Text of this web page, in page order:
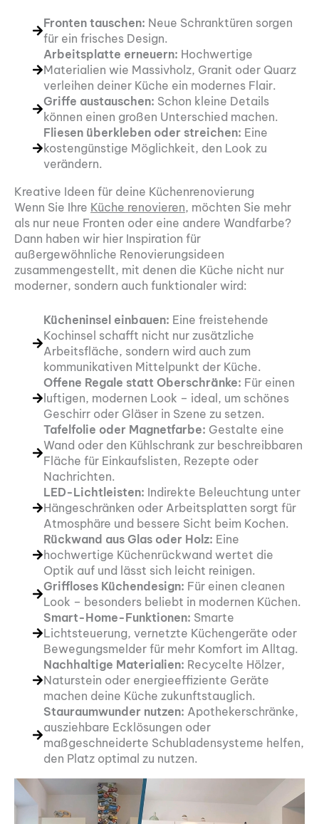
Fronten tauschen: Neue Schranktüren sorgen
für ein frisches Design.
Arbeitsplatte erneuern: Hochwertige
Materialien wie Massivholz, Granit oder Quarz
verleihen deiner Küche ein modernes Flair.
Griffe austauschen: Schon kleine Details
können einen großen Unterschied machen.
Fliesen überkleben oder streichen: Eine
kostengünstige Möglichkeit, den Look zu
verändern.
Kreative Ideen für deine Küchenrenovierung
Wenn Sie Ihre Küche renovieren, möchten Sie mehr
als nur neue Fronten oder eine andere Wandfarbe?
Dann haben wir hier Inspiration für
außergewöhnliche Renovierungsideen
zusammengestellt, mit denen die Küche nicht nur
moderner, sondern auch funktionaler wird:
Kücheninsel einbauen: Eine freistehende
Kochinsel schafft nicht nur zusätzliche
Arbeitsfläche, sondern wird auch zum
kommunikativen Mittelpunkt der Küche.
Offene Regale statt Oberschränke: Für einen
luftigen, modernen Look – ideal, um schönes
Geschirr oder Gläser in Szene zu setzen.
Tafelfolie oder Magnetfarbe: Gestalte eine
Wand oder den Kühlschrank zur beschreibbaren
Fläche für Einkaufslisten, Rezepte oder
Nachrichten.
LED-Lichtleisten: Indirekte Beleuchtung unter
Hängeschränken oder Arbeitsplatten sorgt für
Atmosphäre und bessere Sicht beim Kochen.
Rückwand aus Glas oder Holz: Eine
hochwertige Küchenrückwand wertet die
Optik auf und lässt sich leicht reinigen.
Griffloses Küchendesign: Für einen cleanen
Look – besonders beliebt in modernen Küchen.
Smart-Home-Funktionen: Smarte
Lichtsteuerung, vernetzte Küchengeräte oder
Bewegungsmelder für mehr Komfort im Alltag.
Nachhaltige Materialien: Recycelte Hölzer,
Naturstein oder energieeffiziente Geräte
machen deine Küche zukunftstauglich.
Stauraumwunder nutzen: Apothekerschränke,
ausziehbare Ecklösungen oder
maßgeschneiderte Schubladensysteme helfen,
den Platz optimal zu nutzen.